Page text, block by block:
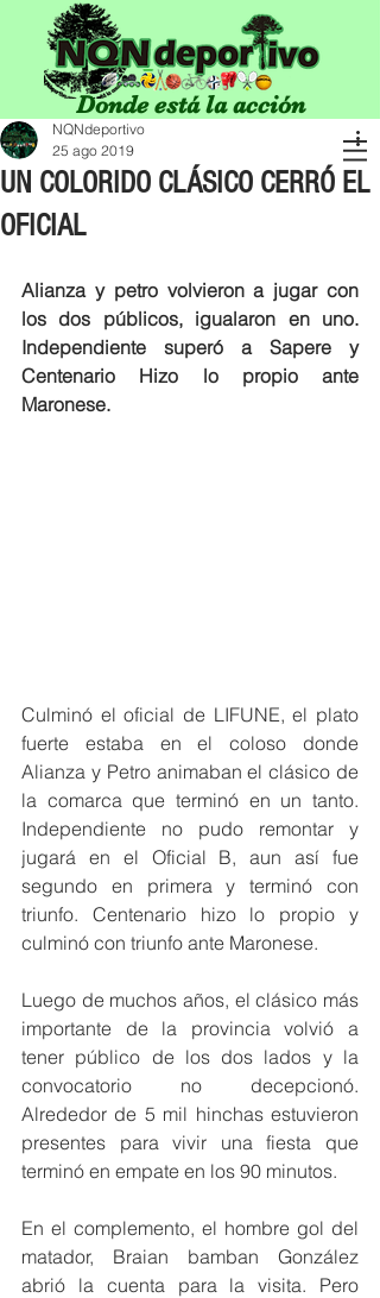
Donde está la acción
UN COLORIDO CLÁSICO CERRÓ EL
OFICIAL
NQNdeportivo
25 ago 2019
Alianza y petro volvieron a jugar con
los dos públicos, igualaron en uno.
Independiente superó a Sapere y
Centenario Hizo lo propio ante
Maronese.
Culminó el oficial de LIFUNE, el plato
fuerte estaba en el coloso donde
Alianza y Petro animaban el clásico de
la comarca que terminó en un tanto.
Independiente no pudo remontar y
jugará en el Oficial B, aun así fue
segundo en primera y terminó con
triunfo. Centenario hizo lo propio y
culminó con triunfo ante Maronese.
Luego de muchos años, el clásico más
importante de la provincia volvió a
tener público de los dos lados y la
convocatorio no decepcionó.
Alrededor de 5 mil hinchas estuvieron
presentes para vivir una fiesta que
terminó en empate en los 90 minutos.
En el complemento, el hombre gol del
matador, Braian bamban González
abrió la cuenta para la visita. Pero